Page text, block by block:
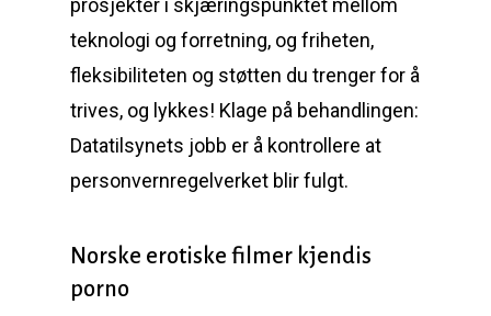
prosjekter i skjæringspunktet mellom
teknologi og forretning, og friheten,
fleksibiliteten og støtten du trenger for å
trives, og lykkes! Klage på behandlingen:
Datatilsynets jobb er å kontrollere at
personvernregelverket blir fulgt.
Norske erotiske filmer kjendis
porno